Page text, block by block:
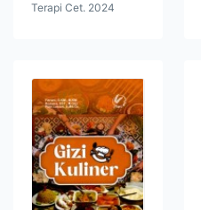
Terapi Cet. 2024